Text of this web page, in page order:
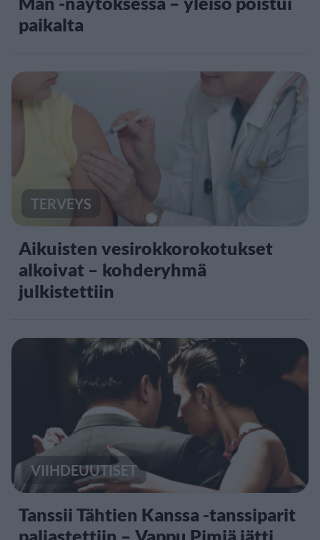
paikalta
TERVEYS
Aikuisten vesirokkorokotukset
alkoivat – kohderyhmä
julkistettiin
VIIHDEUUTISET
Tanssii Tähtien Kanssa -tanssiparit
paljastettiin – Vappu Pimiä jätti